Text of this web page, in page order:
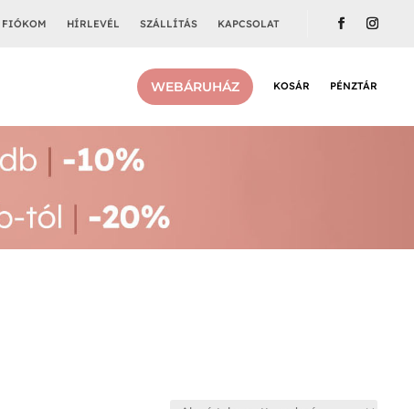
FIÓKOM HÍRLEVÉL SZÁLLÍTÁS KAPCSOLAT
WEBÁRUHÁZ KOSÁR PÉNZTÁR